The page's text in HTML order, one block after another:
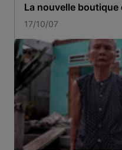
La nouvelle boutique
17/10/07